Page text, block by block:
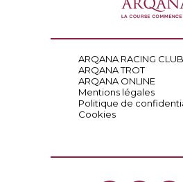
ARQANA RACING CLUB
ARQANA TROT
ARQANA ONLINE
Mentions légales
Politique de
Cookies